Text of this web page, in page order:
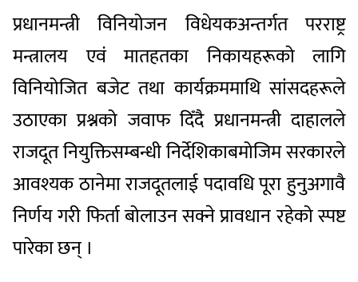
प्रधानमन्त्री विनियोजन विधेयकअन्तर्गत परराष्ट्र
मन्त्रालय एवं मातहतका निकायहरूको लागि
विनियोजित बजेट तथा कार्यक्रममाथि सांसदहरूले
उठाएका प्रश्नको जवाफ दिँदै प्रधानमन्त्री दाहालले
राजदूत नियुक्तिसम्बन्धी निर्देशिकाबमोजिम सरकारले
आवश्यक ठानेमा राजदूतलाई पदावधि पूरा हुनुअगावै
निर्णय गरी फिर्ता बोलाउन सक्ने प्रावधान रहेको स्पष्ट
पारेका छन् ।